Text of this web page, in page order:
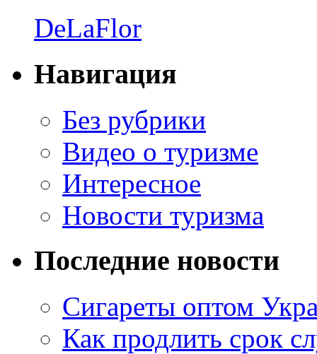
DeLaFlor
Навигация
Без рубрики
Видео о туризме
Интересное
Новости туризма
Последние новости
Сигареты оптом
Как продлить срок